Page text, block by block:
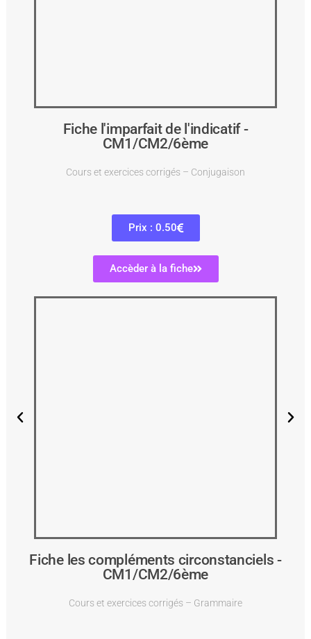
Fiche l'imparfait de l'indicatif -
CM1/CM2/6ème
Cours et exercices corrigés – Conjugaison
Prix : 0.50
Accèder à la fiche
Fiche les compléments circonstanciels -
CM1/CM2/6ème
Cours et exercices corrigés – Grammaire